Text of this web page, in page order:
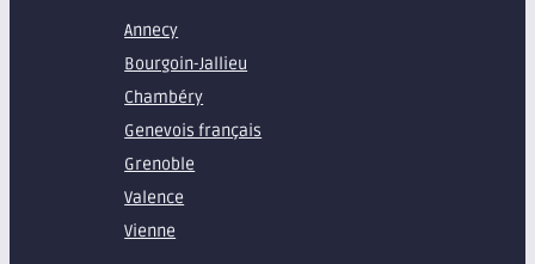
Annecy
Bourgoin-Jallieu
Chambéry
Genevois français
Grenoble
Valence
Vienne